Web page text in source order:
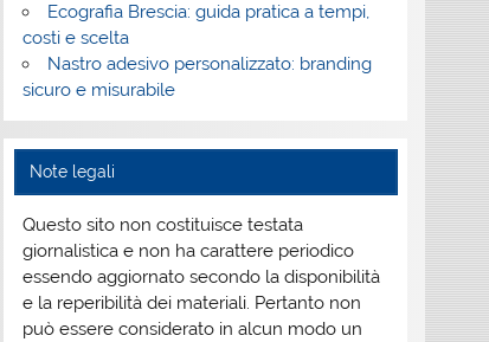
Ecografia Brescia: guida pratica a tempi,
costi e scelta
Nastro adesivo personalizzato: branding
sicuro e misurabile
Note legali
Questo sito non costituisce testata
giornalistica e non ha carattere periodico
essendo aggiornato secondo la disponibilità
e la reperibilità dei materiali. Pertanto non
può essere considerato in alcun modo un